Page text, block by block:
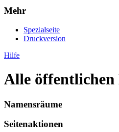
Mehr
Spezialseite
Druckversion
Hilfe
Alle öffentlichen
Namensräume
Seitenaktionen